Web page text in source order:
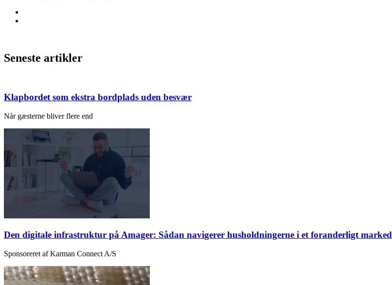
Seneste artikler
Klapbordet som ekstra bordplads uden besvær
Når gæsterne bliver flere end
Den digitale infrastruktur på Amager: Sådan navigerer husholdningerne i et foranderligt marked
Sponsoreret af Karman Connect A/S